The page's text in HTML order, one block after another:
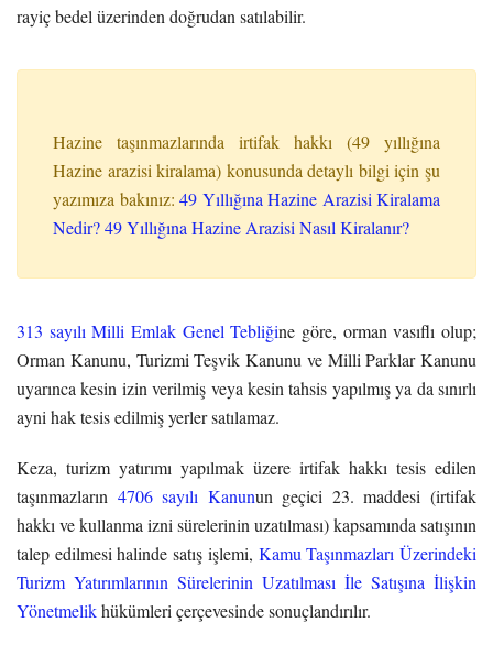
rayiç bedel üzerinden doğrudan satılabilir.
Hazine taşınmazlarında irtifak hakkı (49 yıllığına
Hazine arazisi kiralama) konusunda detaylı bilgi için şu
yazımıza bakınız: 49 Yıllığına Hazine Arazisi Kiralama
Nedir? 49 Yıllığına Hazine Arazisi Nasıl Kiralanır?
313 sayılı Milli Emlak Genel Tebliğine göre, orman vasıflı olup;
Orman Kanunu, Turizmi Teşvik Kanunu ve Milli Parklar Kanunu
uyarınca kesin izin verilmiş veya kesin tahsis yapılmış ya da sınırlı
ayni hak tesis edilmiş yerler satılamaz.
Keza, turizm yatırımı yapılmak üzere irtifak hakkı tesis edilen
taşınmazların 4706 sayılı Kanunun geçici 23. maddesi (irtifak
hakkı ve kullanma izni sürelerinin uzatılması) kapsamında satışının
talep edilmesi halinde satış işlemi, Kamu Taşınmazları Üzerindeki
Turizm Yatırımlarının Sürelerinin Uzatılması İle Satışına İlişkin
Yönetmelikhükümleri çerçevesinde sonuçlandırılır.